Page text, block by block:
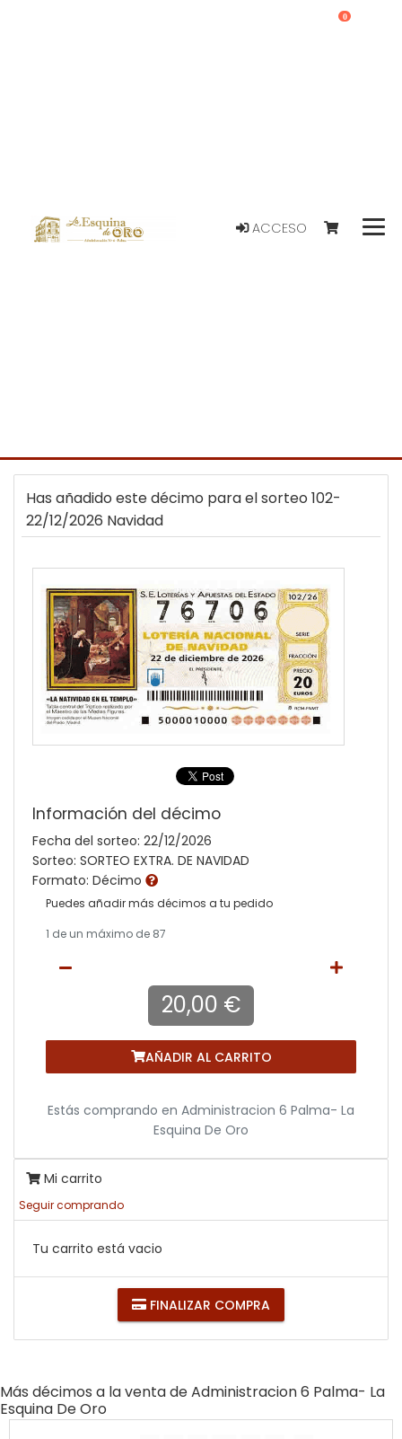
ACCESO
0
Has añadido este décimo para el sorteo 102-
22/12/2026 Navidad
Información del décimo
Fecha del sorteo: 22/12/2026
Sorteo: SORTEO EXTRA. DE NAVIDAD
Formato: Décimo
Puedes añadir más décimos a tu pedido
1 de un máximo de 87
20,00 €
AÑADIR AL CARRITO
Estás comprando en Administracion 6 Palma- La
Esquina De Oro
Mi carrito
Seguir comprando
Tu carrito está vacio
FINALIZAR COMPRA
Más décimos a la venta deAdministracion 6 Palma- La
Esquina De Oro